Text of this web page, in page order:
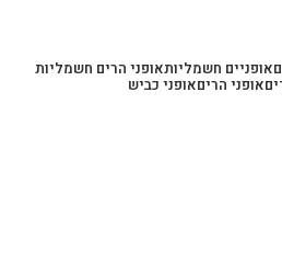
אופניים חשמליותאופני הרים חשמליות
אופני הריםאופני כביש